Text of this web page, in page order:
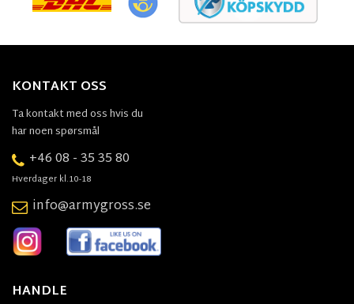
KONTAKT OSS
Ta kontakt med oss hvis du
har noen spørsmål
+46 08 - 35 35 80
Hverdager kl.10-18
info@armygross.se
HANDLE